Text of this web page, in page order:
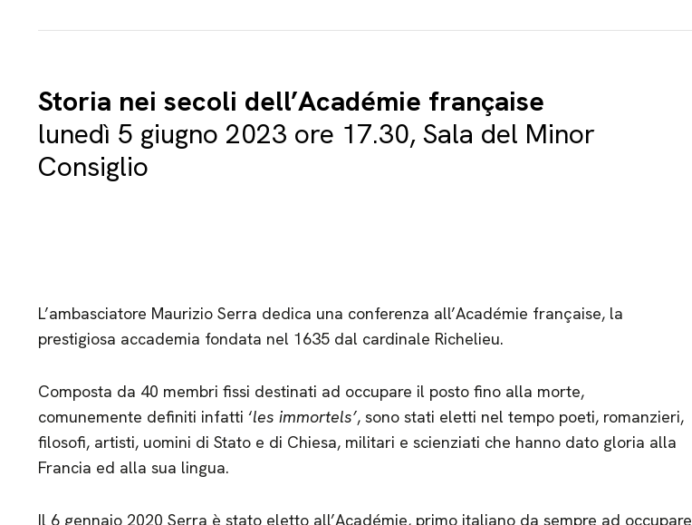
Storia nei secoli dell’Académie française
lunedì 5 giugno 2023 ore 17.30, Sala del Minor
Consiglio
L’ambasciatore Maurizio Serra dedica una conferenza all’Académie française, la
prestigiosa accademia fondata nel 1635 dal cardinale Richelieu.
Composta da 40 membri fissi destinati ad occupare il posto fino alla morte,
comunemente definiti infatti ‘les immortels’, sono stati eletti nel tempo poeti, romanzieri,
filosofi, artisti, uomini di Stato e di Chiesa, militari e scienziati che hanno dato gloria alla
Francia ed alla sua lingua.
Il 6 gennaio 2020 Serra è stato eletto all’Académie, primo italiano da sempre ad occupare